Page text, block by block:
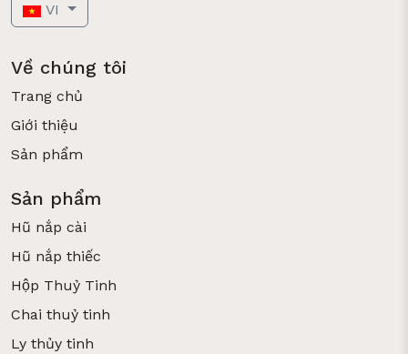
VI
Về chúng tôi
Trang chủ
Giới thiệu
Sản phẩm
Sản phẩm
Hũ nắp cài
Hũ nắp thiếc
Hộp Thuỷ Tinh
Chai thuỷ tinh
Ly thủy tinh